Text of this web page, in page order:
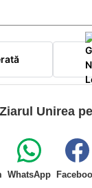
Unirea
WhatsApp